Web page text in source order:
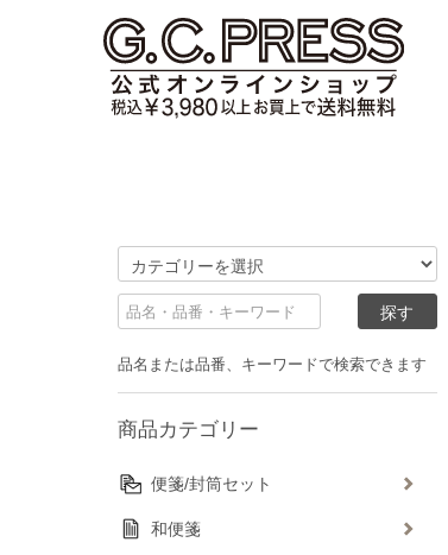
品名または品番、キーワードで検索できます
商品カテゴリー
便箋/封筒セット
和便箋